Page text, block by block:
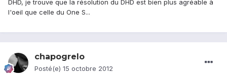
DHD, je trouve que la résolution du DHD est bien plus agréable à
l'oeil que celle du One S...
chapogrelo
Posté(e) 15 octobre 2012